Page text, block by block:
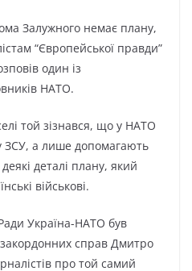
Залужного немає плану,
“Європейської правди”
один із
НАТО.
той зізнався, що у НАТО
ЗСУ, а лише допомагають
деталі плану, який
військові.
Україна-НАТО був
закордонних справ Дмитро
про той самий